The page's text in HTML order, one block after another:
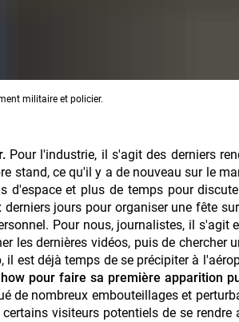
militaire et policier.
Pour l'industrie, il s'agit des derniers
stand, ce qu'il y a de nouveau sur le
d'espace et plus de temps pour
jours pour organiser une fête
Pour nous, journalistes, il s'agit
les dernières vidéos, puis de chercher
est déjà temps de se précipiter à
pour faire sa première apparition
de nombreux embouteillages et
visiteurs potentiels de se rendre